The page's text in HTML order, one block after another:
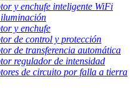
y enchufe inteligente WiFi
y enchufe
de control y protección
de transferencia automática
regulador de intensidad
de circuito por falla a tierra